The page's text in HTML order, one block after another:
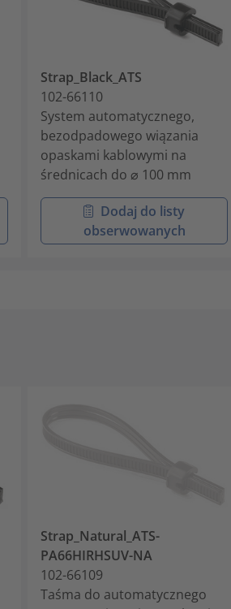
Strap_Black_ATS
102-66110
System automatycznego,
bezodpadowego wiązania
opaskami kablowymi na
średnicach do ⌀ 100 mm
Dodaj do listy
obserwowanych
Strap_Natural_ATS-
PA66HIRHSUV-NA
102-66109
Taśma do automatycznego